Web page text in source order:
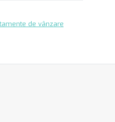
de vânzare